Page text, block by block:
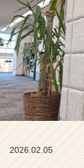
2026.02.05